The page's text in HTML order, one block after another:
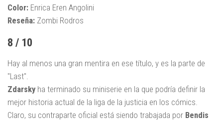
Color: Enrica Eren Angolini
Reseña: Zombi Rodros
8 / 10
Hay al menos una gran mentira en ese título, y es la parte de
"Last".
Zdarsky ha terminado su miniserie en la que podría definir la
mejor historia actual de la liga de la justicia en los cómics.
Claro, su contraparte oficial está siendo trabajada por Bendis